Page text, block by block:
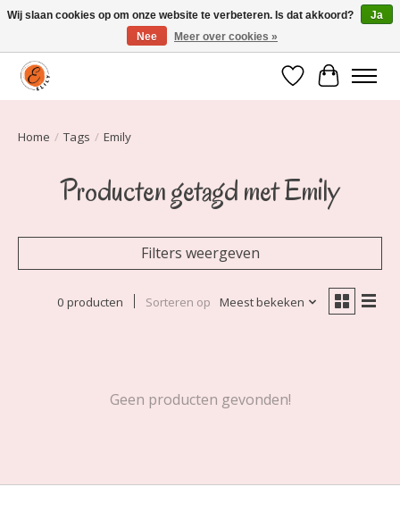
Elily is er om jou te laten stralen! Mode vanaf maat 34 t/m 54
Verlanglijst
Home / Tags / Emily
Producten getagd met Emily
Filters weergeven
0 producten Sorteren op Meest bekeken
Geen producten gevonden!
Wij slaan cookies op om onze website te verbeteren. Is dat akkoord?
Ja
Nee
Meer over cookies »